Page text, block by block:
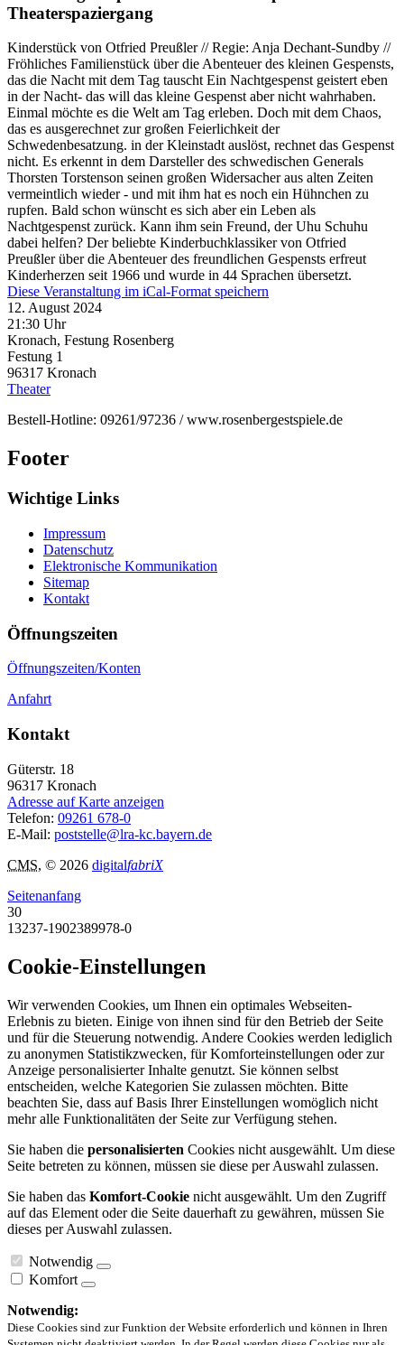
Theaterspaziergang
Kinderstück von Otfried Preußler // Regie: Anja Dechant-Sundby //
Fröhliches Familienstück über die Abenteuer des kleinen Gespensts,
das die Nacht mit dem Tag tauscht Ein Nachtgespenst geistert eben
in der Nacht- das will das kleine Gespenst aber nicht wahrhaben.
Einmal möchte es die Welt am Tag erleben. Doch mit dem Chaos,
das es ausgerechnet zur großen Feierlichkeit der
Schwedenbesatzung. in der Kleinstadt auslöst, rechnet das Gespenst
nicht. Es erkennt in dem Darsteller des schwedischen Generals
Thorsten Torstenson seinen großen Widersacher aus alten Zeiten
vermeintlich wieder - und mit ihm hat es noch ein Hühnchen zu
rupfen. Bald schon wünscht es sich aber ein Leben als
Nachtgespenst zurück. Kann ihm sein Freund, der Uhu Schuhu
dabei helfen? Der beliebte Kinderbuchklassiker von Otfried
Preußler über die Abenteuer des freundlichen Gespensts erfreut
Kinderherzen seit 1966 und wurde in 44 Sprachen übersetzt.
Diese Veranstaltung im iCal-Format speichern
12. August 2024
21:30 Uhr
Kronach, Festung Rosenberg
Festung 1
96317 Kronach
Theater
Bestell-Hotline: 09261/97236 / www.rosenbergestspiele.de
Footer
Wichtige Links
Impressum
Datenschutz
Elektronische Kommunikation
Sitemap
Kontakt
Öffnungszeiten
Öffnungszeiten/Konten
Anfahrt
Kontakt
Güterstr. 18
96317 Kronach
Adresse auf Karte anzeigen
Telefon: 09261 678-0
E-Mail: poststelle@lra-kc.bayern.de
CMS, © 2026 digitalfabriX
Seitenanfang
30
13237-1902389978-0
Cookie-Einstellungen
Wir verwenden Cookies, um Ihnen ein optimales Webseiten-
Erlebnis zu bieten. Einige von ihnen sind für den Betrieb der Seite
und für die Steuerung notwendig. Andere Cookies werden lediglich
zu anonymen Statistikzwecken, für Komforteinstellungen oder zur
Anzeige personalisierter Inhalte genutzt. Sie können selbst
entscheiden, welche Kategorien Sie zulassen möchten. Bitte
beachten Sie, dass auf Basis Ihrer Einstellungen womöglich nicht
mehr alle Funktionalitäten der Seite zur Verfügung stehen.
Sie haben die personalisierten Cookies nicht ausgewählt. Um diese
Seite betreten zu können, müssen sie diese per Auswahl zulassen.
Sie haben das Komfort-Cookie nicht ausgewählt. Um den Zugriff
auf das Element oder die Seite dauerhaft zu gewähren, müssen Sie
dieses per Auswahl zulassen.
Notwendig
Komfort
Notwendig:
Diese Cookies sind zur Funktion der Website erforderlich und können in Ihren